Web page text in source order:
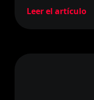
Leer el artículo